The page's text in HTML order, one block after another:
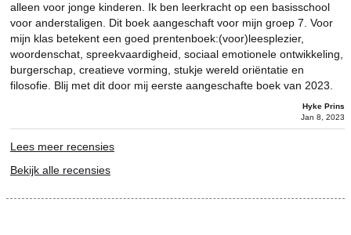
alleen voor jonge kinderen. Ik ben leerkracht op een basisschool
voor anderstaligen. Dit boek aangeschaft voor mijn groep 7. Voor
mijn klas betekent een goed prentenboek:(voor)leesplezier,
woordenschat, spreekvaardigheid, sociaal emotionele ontwikkeling,
burgerschap, creatieve vorming, stukje wereld oriëntatie en
filosofie. Blij met dit door mij eerste aangeschafte boek van 2023.
Hyke Prins
Jan 8, 2023
Lees meer recensies
Bekijk alle recensies